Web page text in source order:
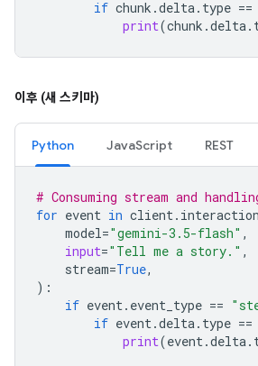
if chunk .delta. type ==
print(chunk .delta.
이후 (새 스키마)
Python JavaScript REST
# Consuming stream and
for event in client.
model="gemini-3.5-flash" ,
input="Tell me a story." ,
stream=True,
):
if event. event_type ==
if event.delta. type ==
print(event.delta.